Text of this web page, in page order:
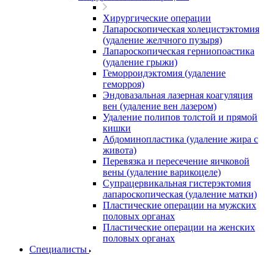
Хирургические операции
Лапароскопическая холецистэктомия
(удаление желчного пузыря)
Лапароскопическая герниопоастика
(удаление грыжи)
Геморроидэктомия (удаление
геморроя)
Эндовазальная лазерная коагуляция
вен (удаление вен лазером)
Удаление полипов толстой и прямой
кишки
Абдоминопластика (удаление жира с
живота)
Перевязка и пересечение яичковой
вены (удаление варикоцеле)
Супрацервикальная гистерэктомия
лапароскопическая (удаление матки)
Пластические операции на мужских
половых органах
Пластические операции на женских
половых органах
Специалисты